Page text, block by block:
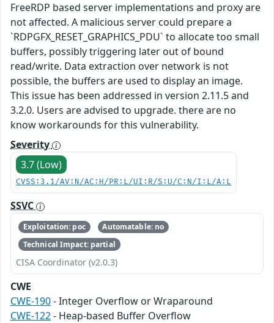
FreeRDP based server implementations and proxy are
not affected. A malicious server could prepare a
`RDPGFX_RESET_GRAPHICS_PDU` to allocate too small
buffers, possibly triggering later out of bound
read/write. Data extraction over network is not
possible, the buffers are used to display an image.
This issue has been addressed in version 2.11.5 and
3.2.0. Users are advised to upgrade. there are no
know workarounds for this vulnerability.
Severity
3.7 (Low)
CVSS:3.1/AV:N/AC:H/PR:L/UI:R/S:U/C:N/I:L/A:L
SSVC
Exploitation: poc
Automatable: no
Technical Impact: partial
CISA Coordinator (v2.0.3)
CWE
CWE-190- Integer Overflow or Wraparound
CWE-122- Heap-based Buffer Overflow